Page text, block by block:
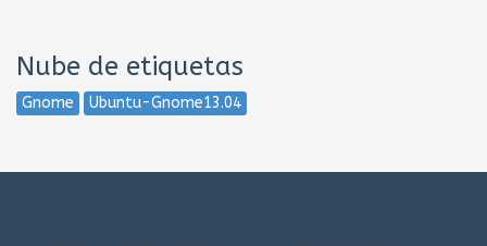
Nube de etiquetas
Gnome Ubuntu-Gnome13.04